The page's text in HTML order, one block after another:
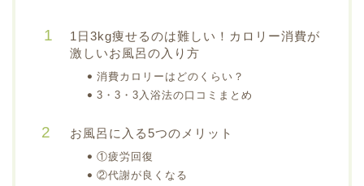
1日3kg痩せるのは難しい！カロリー消費が
激しいお風呂の入り方
消費カロリーはどのくらい？
3・3・3入浴法の口コミまとめ
お風呂に入る5つのメリット
①疲労回復
②代謝が良くなる